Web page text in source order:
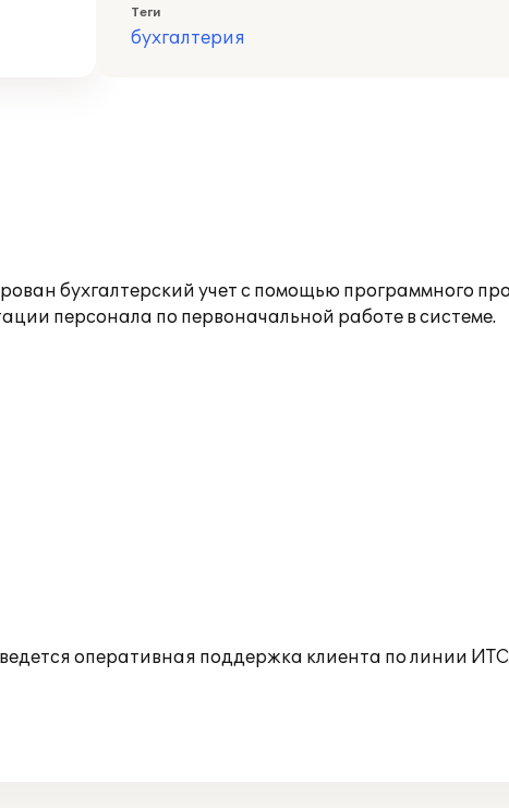
Теги
бухгалтерия
бухгалтерский учет с помощью программного
персонала по первоначальной работе в системе.
оперативная поддержка клиента по линии